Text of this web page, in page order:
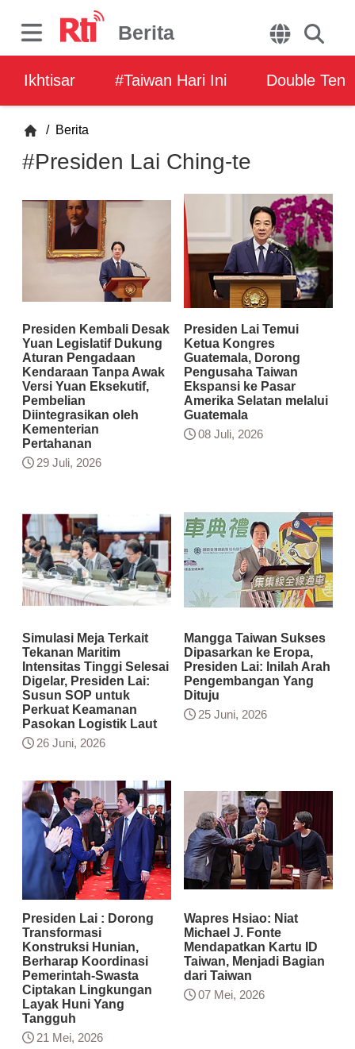
Berita
Ikhtisar #Taiwan Hari Ini Double Ten
/ Berita
#Presiden Lai Ching-te
Presiden Kembali Desak
Yuan Legislatif Dukung
Aturan Pengadaan
Kendaraan Tanpa Awak
Versi Yuan Eksekutif,
Pembelian
Diintegrasikan oleh
Kementerian
Pertahanan
29 Juli, 2026
Presiden Lai Temui
Ketua Kongres
Guatemala, Dorong
Pengusaha Taiwan
Ekspansi ke Pasar
Amerika Selatan melalui
Guatemala
08 Juli, 2026
Simulasi Meja Terkait
Tekanan Maritim
Intensitas Tinggi Selesai
Digelar, Presiden Lai:
Susun SOP untuk
Perkuat Keamanan
Pasokan Logistik Laut
26 Juni, 2026
Mangga Taiwan Sukses
Dipasarkan ke Eropa,
Presiden Lai: Inilah Arah
Pengembangan Yang
Dituju
25 Juni, 2026
Presiden Lai : Dorong
Transformasi
Konstruksi Hunian,
Berharap Koordinasi
Pemerintah-Swasta
Ciptakan Lingkungan
Layak Huni Yang
Tangguh
21 Mei, 2026
Wapres Hsiao: Niat
Michael J. Fonte
Mendapatkan Kartu ID
Taiwan, Menjadi Bagian
dari Taiwan
07 Mei, 2026